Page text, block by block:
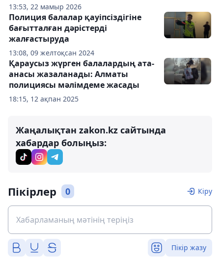
13:53, 22 мамыр 2026
13:08, 09 желтоқсан 2024
Полиция балалар қауіпсіздігіне
бағытталған дәрістерді
жалғастыруда
18:15, 12 ақпан 2025
Қараусыз жүрген балалардың ата-
анасы жазаланады: Алматы
полициясы мәлімдеме жасады
Жаңалықтан zakon.kz сайтында
хабардар болыңыз:
Пікірлер 0 Кіру
Пікір жазу